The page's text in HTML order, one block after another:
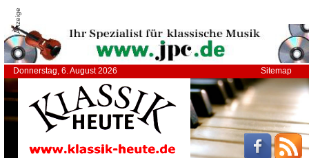
Anzeige
Donnerstag, 6. August 2026 Sitemap